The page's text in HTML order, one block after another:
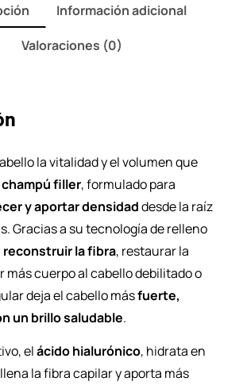
Información adicional
Valoraciones (0)
la vitalidad y el volumen que
champú filler, formulado para
y aportar densidaddesde la raíz
Gracias a su tecnología de relleno
reconstruir la fibra, restaurar la
más cuerpo al cabello debilitado o
deja el cabello másfuerte,
un brillo saludable.
elácido hialurónico, hidrata en
la fibra capilar y aporta más